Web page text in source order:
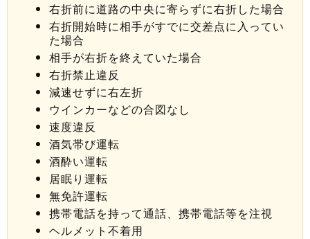
右折前に道路の中央に寄らずに右折した場合
右折開始時に相手がすでに交差点に入ってい
た場合
相手が右折を終えていた場合
右折禁止違反
減速せずに右左折
ウインカーなどの合図なし
速度違反
酒気帯び運転
酒酔い運転
居眠り運転
無免許運転
携帯電話を持って通話、携帯電話等を注視
ヘルメット不着用